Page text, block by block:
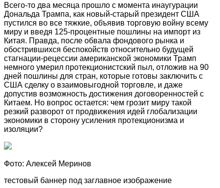
Всего-то два месяца прошло с момента инаугурации
Дональда Трампа, как новый-старый президент США
пустился во все тяжкие, объявив торговую войну всему
миру и введя 125-процентные пошлины на импорт из
Китая. Правда, после обвала фондового рынка и
обострившихся беспокойств относительно будущей
стагнации-рецессии американской экономики Трамп
немного умерил протекционистский пыл, отложив на 90
дней пошлины для стран, которые готовы заключить с
США сделку о взаимовыгодной торговле, и даже
допустив возможность достижения договоренностей с
Китаем. Но вопрос остается: чем грозит миру такой
резкий разворот от продвижения идей глобализации
экономики в сторону усиления протекционизма и
изоляции?
Фото: Алексей Меринов
тестовый баннер под заглавное изображение